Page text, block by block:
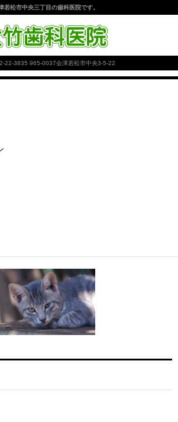
院
若松市中央三丁目の歯科医院です。
22-3835 965-0037会津若松市中央3-5-22